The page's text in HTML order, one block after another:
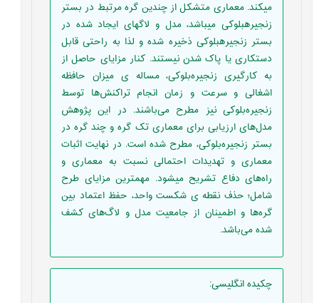
می‎کند. معماری متشکل از چندین گره مرتبط در بستر
زنجیره‎بلوکی می‎باشد، مدل و لاگ‎های ایجاد شده در
بستر زنجیره‎بلوکی ذخیره شده و لذا به راحتی قابل
دستکاری یا پاک شدن نیستند. کنار مزایای حاصل از
به کارگیری زنجیره‌بلوکی، مساله ی میزان حافظه
اشغالی و سرعت و زمان انجام تراکنش‌ها توسط
زنجیره‌بلوکی نیز مطرح می‌باشند. در این پژوهش
مدل‌های ارزیابی برای معماری تک گره و چند گره در
بستر زنجیره‌بلوکی، مطرح شده است. در نهایت اثبات
معماری و تهدیدات احتمالی نسبت به معماری و
راه‌های دفاع تشریح می‎شود. مهمترین مزایای طرح
شامل؛ حذف نقطه ی شکست واحد، حفظ اعتماد بین
گره‌ها و اطمینان از جامعیت مدل و لاگ‌های کشف
شده می‌باشد.
چکیده انگلیسی: